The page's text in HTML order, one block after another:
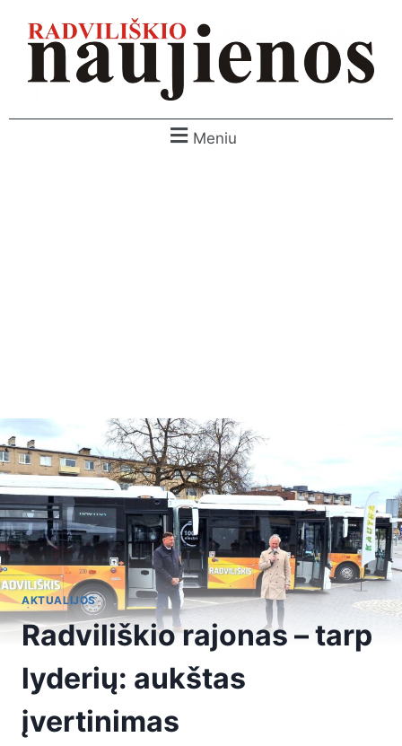
Meniu
AKTUALIJOS
Radviliškio rajonas – tarp
lyderių: aukštas
įvertinimas